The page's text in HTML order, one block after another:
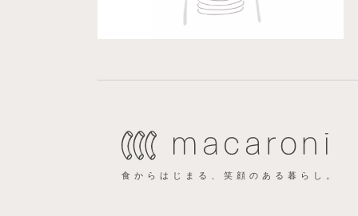
食からはじまる、笑顔のある暮らし。